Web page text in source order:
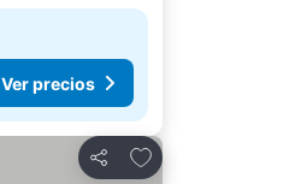
Ver precios
Compartir
Agregar a favoritos